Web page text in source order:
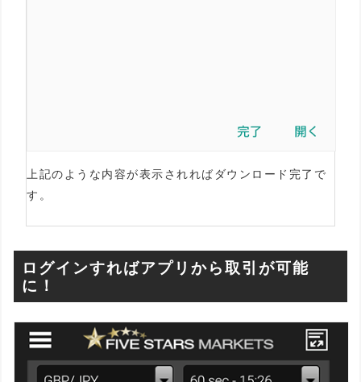
上記のような内容が表示されればダウンロード完了で
す。
ログインすればアプリから取引が可能
に！